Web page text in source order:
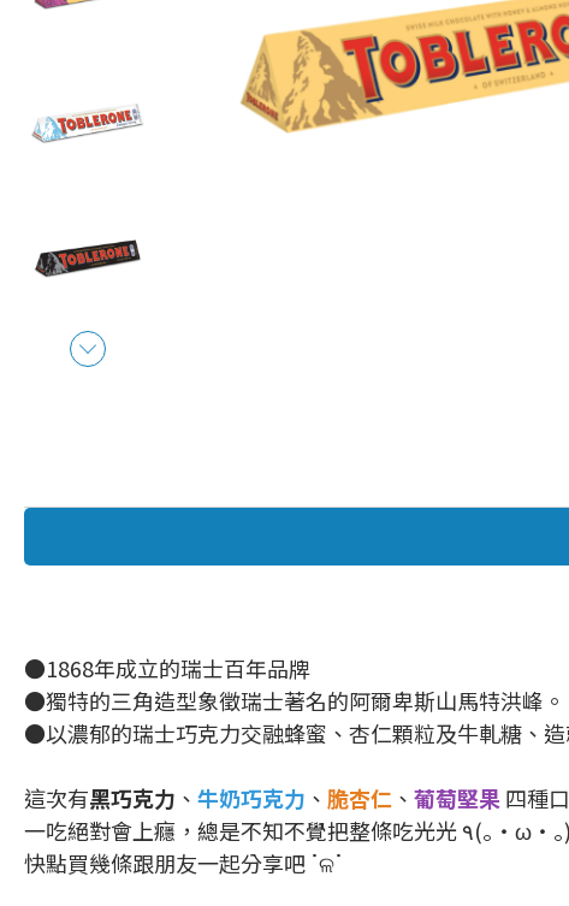
●1868年成立的瑞士百年品牌
●獨特的三角造型象徵瑞士著名的阿爾卑斯山馬特洪峰。
●以濃郁的瑞士巧克力交融蜂蜜、杏仁顆粒及牛軋糖、造
這次有黑巧克力 、 牛奶巧克力 、 脆杏仁 、 葡萄堅果 四種
快點買幾條跟朋友一起分享吧 ॱଳॱ